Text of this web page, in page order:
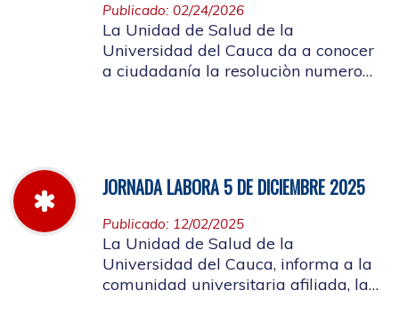
Publicado: 02/24/2026
La Unidad de Salud de la
Universidad del Cauca da a conocer
a ciudadanía la resoluciòn numero
JORNADA LABORA 5 DE DICIEMBRE 2025
Publicado: 12/02/2025
La Unidad de Salud de la
Universidad del Cauca, informa a la
comunidad universitaria afiliada, la